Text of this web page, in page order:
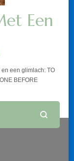
Een
een glimlach: TO
BEFORE